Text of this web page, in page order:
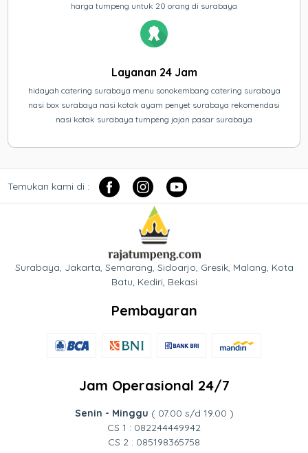
harga tumpeng untuk 20 orang di surabaya
Layanan 24 Jam
hidayah catering surabaya menu sonokembang catering surabaya
nasi box surabaya nasi kotak ayam penyet surabaya rekomendasi
nasi kotak surabaya tumpeng jajan pasar surabaya
Temukan kami di :
Surabaya, Jakarta, Semarang, Sidoarjo, Gresik, Malang, Kota
Batu, Kediri, Bekasi
Pembayaran
Jam Operasional 24/7
Senin - Minggu ( 07.00 s/d 19.00 )
CS 1 : 082244449942
CS 2 : 085198365758